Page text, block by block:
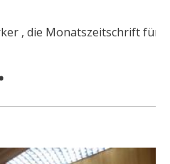
, die Monatszeitschrift für